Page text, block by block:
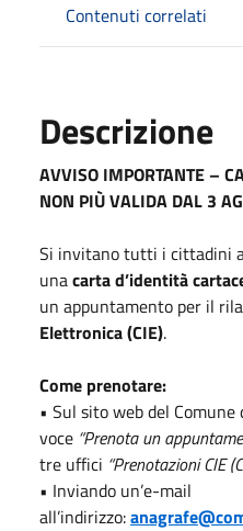
Contenuti correlati
Descrizione
AVVISO IMPORTANTE –
NON PIÙ VALIDA DAL 3
Si invitano tutti i cittadini
unacarta d’identità
un appuntamento per il
Elettronica (CIE).
Come prenotare:
• Sul sito web del Comune
voce “Prenota un
tre uffici “Prenotazioni CIE
• Inviando un’e-mail
all’indirizzo: